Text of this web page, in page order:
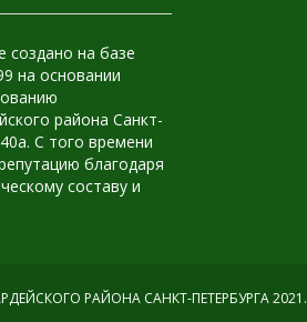
создано на базе
на основании
района Санкт-
С того времени
благодаря
составу и
РАЙОНА САНКТ-ПЕТЕРБУРГА 2021.